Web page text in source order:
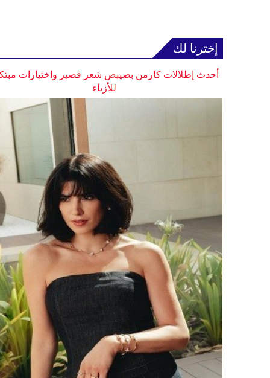
إخترنا لك
أحدث إطلالات كارمن بصيبص شعر قصير واختيارات
للأزياء